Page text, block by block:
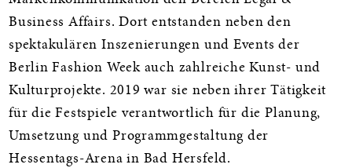
Business Affairs. Dort entstanden neben den
spektakulären Inszenierungen und Events der
Berlin Fashion Week auch zahlreiche Kunst- und
Kulturprojekte. 2019 war sie neben ihrer Tätigkeit
für die Festspiele verantwortlich für die Planung,
Umsetzung und Programmgestaltung der
Hessentags-Arena in Bad Hersfeld.